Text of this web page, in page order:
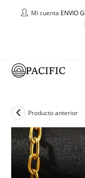
Mi cuenta ENVIO
Producto anterior